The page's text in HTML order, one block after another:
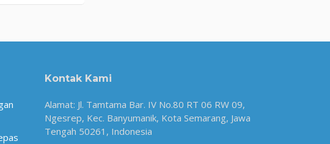
Kontak Kami
Alamat: Jl. Tamtama Bar. IV No.80 RT 06 RW 09,
Ngesrep, Kec. Banyumanik, Kota Semarang, Jawa
Tengah 50261, Indonesia